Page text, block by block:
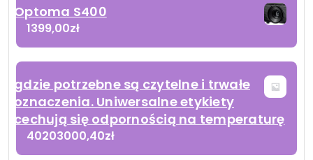
Optoma S400
1399,00zł
gdzie potrzebne są czytelne i trwałe
oznaczenia. Uniwersalne etykiety
cechują się odpornością na temperaturę
40203000,40zł